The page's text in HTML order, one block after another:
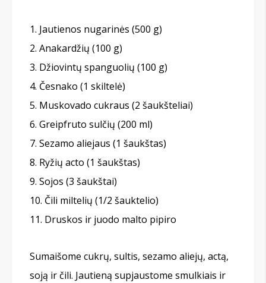
Jautienos nugarinės (500 g)
Anakardžių (100 g)
Džiovintų spanguolių (100 g)
Česnako (1 skiltelė)
Muskovado cukraus (2 šaukšteliai)
Greipfruto sulčių (200 ml)
Sezamo aliejaus (1 šaukštas)
Ryžių acto (1 šaukštas)
Sojos (3 šaukštai)
Čili miltelių (1/2 šauktelio)
Druskos ir juodo malto pipiro
Sumaišome cukrų, sultis, sezamo aliejų, actą,
soją ir čili. Jautieną supjaustome smulkiais ir